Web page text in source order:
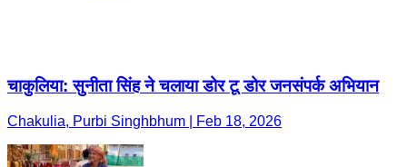
चाकुलिया: सुनीता सिंह ने चलाया डोर टू डोर जनसंपर्क अभियान
Chakulia, Purbi Singhbhum | Feb 18, 2026